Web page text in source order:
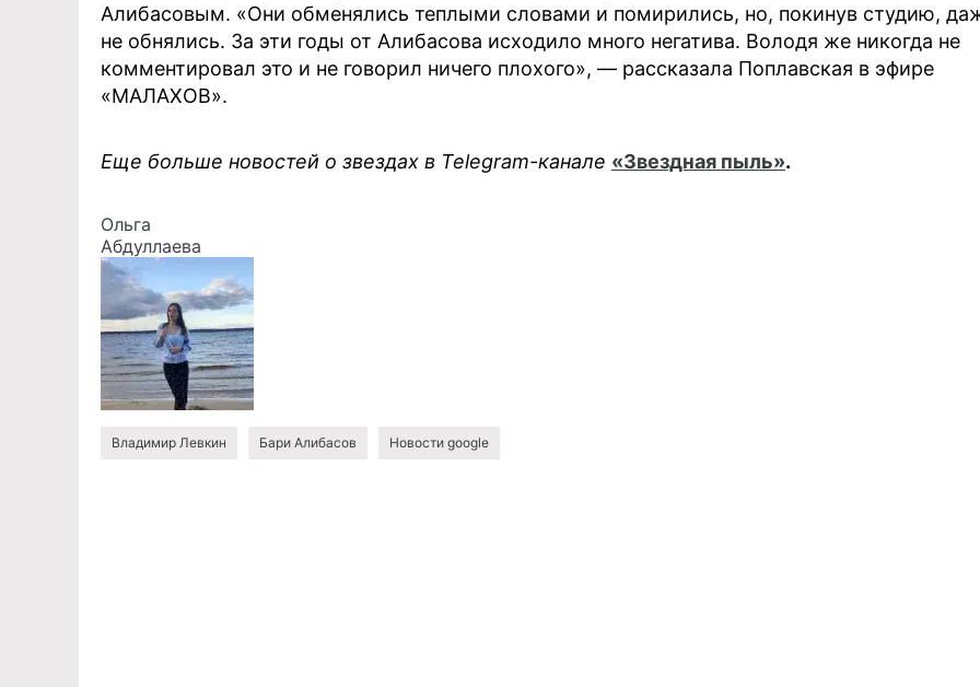
Алибасовым. «Они обменялись теплыми словами и помирились, но, покинув студию,
не обнялись. За эти годы от Алибасова исходило много негатива. Володя же никогда не
комментировал это и не говорил ничего плохого», — рассказала Поплавская в эфире
«МАЛАХОВ».
Еще больше новостей о звездах в Telegram-канале «Звездная пыль».
Ольга
Абдуллаева
Владимир Левкин Бари Алибасов Новости google